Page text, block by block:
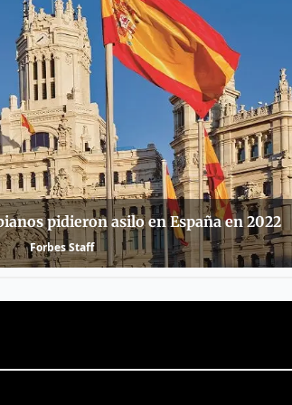
pidieron asilo en España en 2022
Forbes Staff